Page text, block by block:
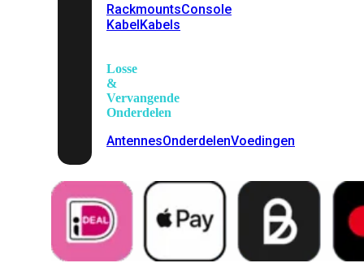
RackmountsConsole
KabelKabels
Losse
&
Vervangende
Onderdelen
AntennesOnderdelenVoedingen